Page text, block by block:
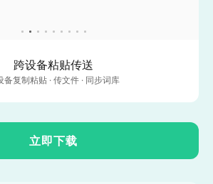
跨设备粘贴传送
备复制粘贴 · 传文件 · 同步词库
立即下载